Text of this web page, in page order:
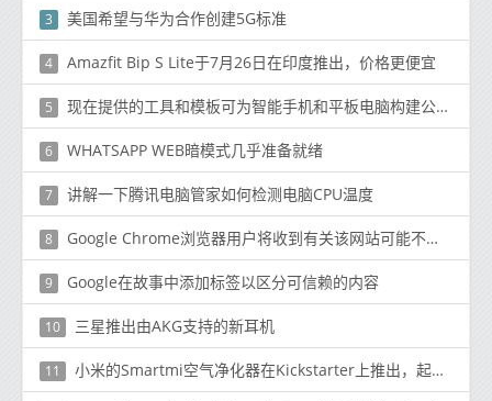
3 美国希望与华为合作创建5G标准
4 Amazfit Bip S Lite于7月26日在印度推出，价格更便宜
5 现在提供的工具和模板可为智能手机和平板电脑构建公司和行业特定的应用
6 WHATSAPP WEB暗模式几乎准备就绪
7 讲解一下腾讯电脑管家如何检测电脑CPU温度
8 Google Chrome浏览器用户将收到有关该网站可能不完全安全的警报
9 Google在故事中添加标签以区分可信赖的内容
10 三星推出由AKG支持的新耳机
11 小米的Smartmi空气净化器在Kickstarter上推出，起价219美元